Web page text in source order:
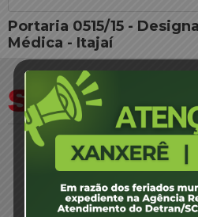
Portaria 0515/15 -
Médica - Itajaí